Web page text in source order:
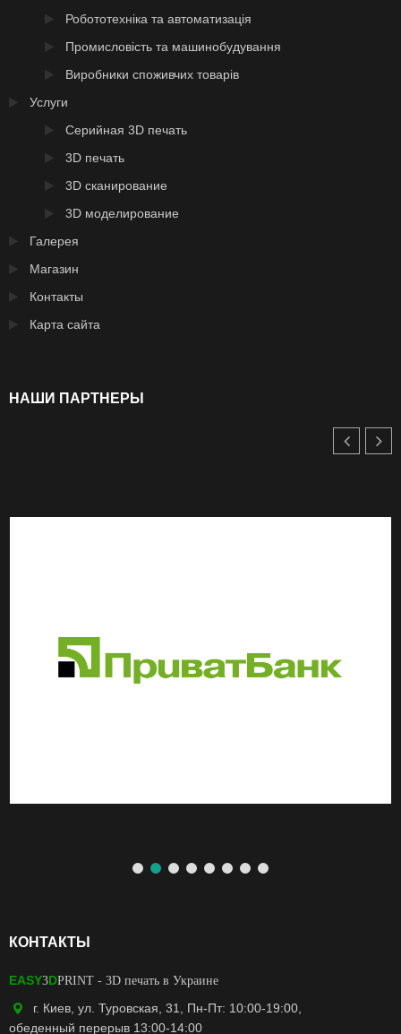
Робототехніка та автоматизація
Промисловість та машинобудування
Виробники споживчих товарів
Услуги
Серийная 3D печать
3D печать
3D сканирование
3D моделирование
Галерея
Магазин
Контакты
Карта сайта
НАШИ ПАРТНЕРЫ
КОНТАКТЫ
EASY3DPRINT - 3D печать в Украине
г. Киев, ул. Туровская, 31, Пн-Пт: 10:00-19:00,
обеденный перерыв 13:00-14:00